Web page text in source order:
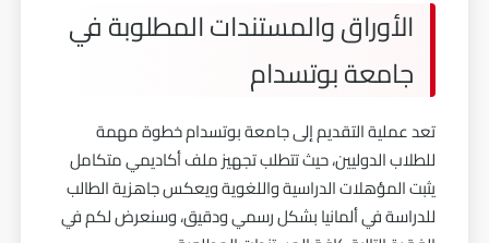
الأوراق والمستندات المطلوبة في
جامعة بوتسدام
تعد عملية التقديم إلى جامعة بوتسدام خطوة مهمة
للطلاب الدوليين، حيث تتطلب تجهيز ملف أكاديمي متكامل
يثبت المؤهلات الدراسية واللغوية ويعكس جاهزية الطالب
للدراسة في ألمانيا بشكل رسمي ودقيق، وسنعرض لكم في